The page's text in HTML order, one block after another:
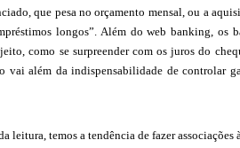
que pesa no orçamento mensal, ou a
longos”. Além do web banking, os
como se surpreender com os juros do
vai além da indispensabilidade de controlar
leitura, temos a tendência de fazer associações